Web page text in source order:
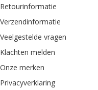
Retourinformatie
Verzendinformatie
Veelgestelde vragen
Klachten melden
Onze merken
Privacyverklaring